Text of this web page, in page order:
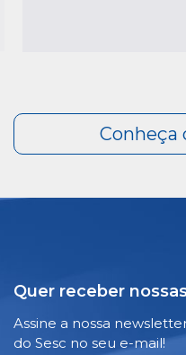
Quer receber
Assine a nossa
do Sesc no seu e-mail!